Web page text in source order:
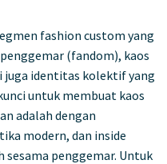
fashion custom yang
(fandom), kaos
juga identitas kolektif yang
untuk membuat kaos
adalah dengan
modern, dan inside
sesama penggemar. Untuk